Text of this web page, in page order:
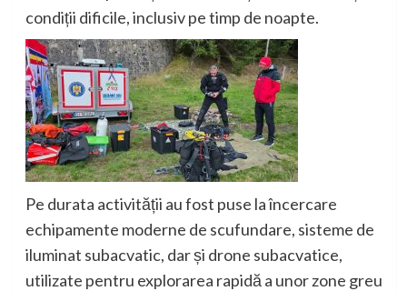
condiții dificile, inclusiv pe timp de noapte.
Pe durata activității au fost puse la încercare
echipamente moderne de scufundare, sisteme de
iluminat subacvatic, dar și drone subacvatice,
utilizate pentru explorarea rapidă a unor zone greu